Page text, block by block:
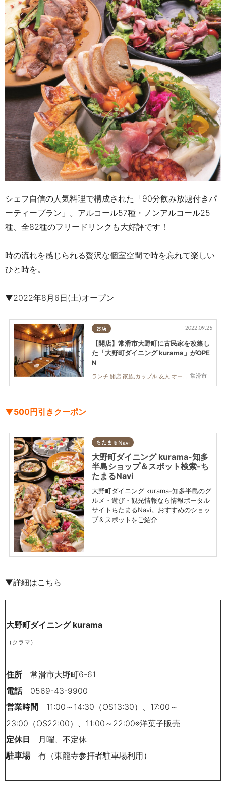
シェフ自信の人気料理で構成された「90分飲み放題付きパ
ーティープラン」。アルコール57種・ノンアルコール25
種、全82種のフリードリンクも大好評です！
時の流れを感じられる贅沢な個室空間で時を忘れて楽しい
ひと時を。
▼2022年8月6日(土)オープン
お店
常滑市
2022.09.25
【開店】常滑市大野町に古民家を改築し
た「大野町ダイニング kurama」がOPE
N
ランチ,開店,家族,カップル,友人,オープン,まちとぴ,常滑市,ダイニング,古民家
▼500円引きクーポン
ちたまるNavi
大野町ダイニング kurama-知多
半島ショップ＆スポット検索-ち
たまるNavi
大野町ダイニング kurama-知多半島のグ
ルメ・遊び・観光情報なら情報ポータル
サイトちたまるNavi。おすすめのショッ
プ＆スポットをご紹介
▼詳細はこちら
大野町ダイニング kurama
（クラマ）
住所 常滑市大野町6-61
電話0569-43-9900
営業時間 11:00～14:30（OS13:30）、17:00～
23:00（OS22:00）、11:00～22:00※洋菓子販売
定休日 月曜、不定休
駐車場有（東龍寺参拝者駐車場利用）